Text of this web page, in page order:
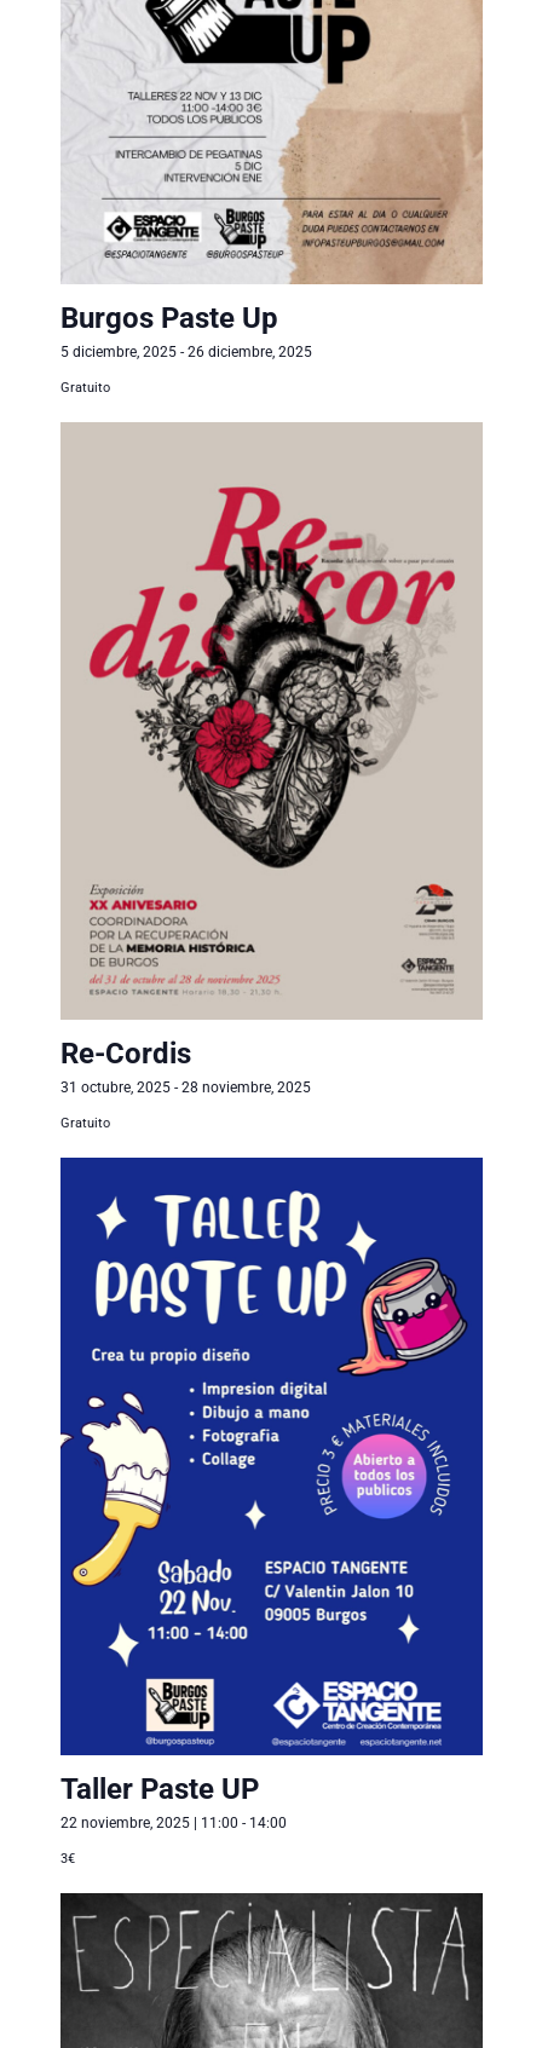
Burgos Paste Up
5 diciembre, 2025- 26 diciembre, 2025
Gratuito
Re-Cordis
31 octubre, 2025- 28 noviembre, 2025
Gratuito
Taller Paste UP
22 noviembre, 2025 | 11:00 - 14:00
3€